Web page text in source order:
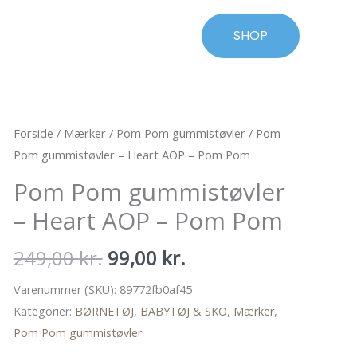
SHOP
Forside / Mærker/ Pom Pom gummistøvler/ Pom
Pom gummistøvler – Heart AOP – Pom Pom
Pom Pom gummistøvler
– Heart AOP – Pom Pom
249,00kr. Den
oprindelige
pris
var:
249,00 kr..
99,00 kr.Den
pris
er:
Varenummer (SKU): 89772fb0af45
Kategorier: BØRNETØJ, BABYTØJ & SKO, Mærker,
Pom Pom gummistøvler